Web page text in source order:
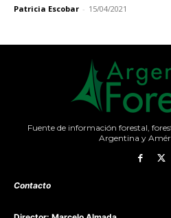
Patricia Escobar - 15/04/2021
Fuente de información forestal,
Argentina y
Contacto